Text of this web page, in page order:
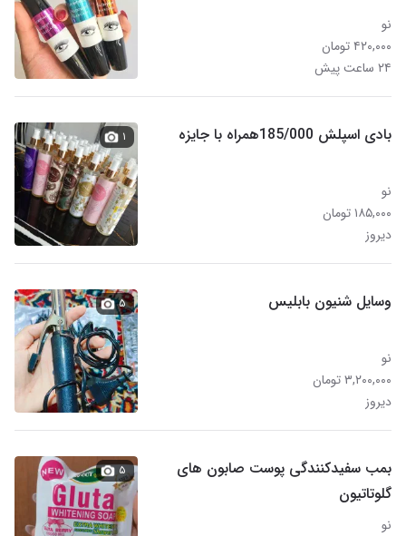
نو
۴۲۰,۰۰۰ تومان
۲۴ ساعت پیش
بادی اسپلش 185/000همراه با جایزه
نو
۱۸۵,۰۰۰ تومان
دیروز
۱
وسایل شنیون بابلیس
نو
۳,۲۰۰,۰۰۰ تومان
دیروز
۵
بمب سفیدکنندگی پوست صابون های
گلوتاتیون
نو
۵